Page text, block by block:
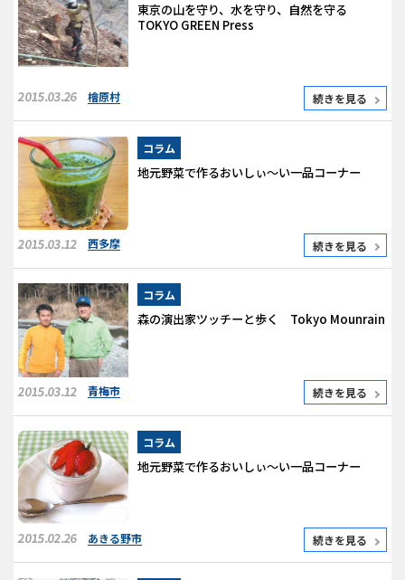
東京の山を守り、水を守り、自然を守る
TOKYO GREEN Press
2015.03.26 檜原村 続きを見る
コラム
地元野菜で作るおいしぃ～い一品コーナー
2015.03.12 西多摩 続きを見る
コラム
森の演出家ツッチーと歩く Tokyo Mounrain
2015.03.12 青梅市 続きを見る
コラム
地元野菜で作るおいしぃ～い一品コーナー
2015.02.26 あきる野市 続きを見る